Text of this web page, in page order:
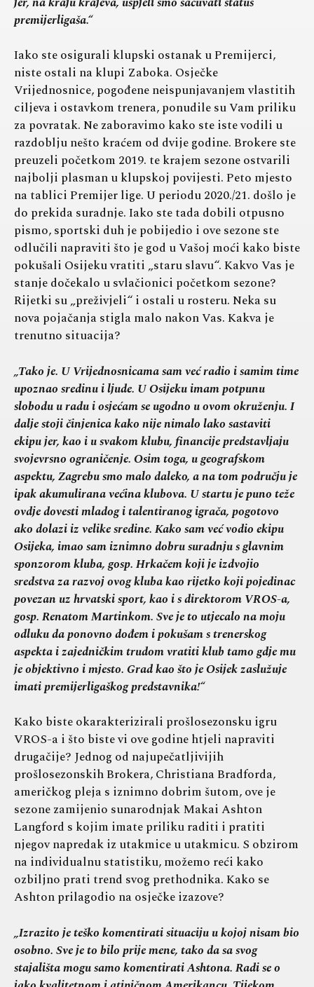
premijerligaša.“
Iako ste osigurali klupski ostanak u Premijerci,
niste ostali na klupi Zaboka. Osječke
Vrijednosnice, pogođene neispunjavanjem vlastitih
ciljeva i ostavkom trenera, ponudile su Vam priliku
za povratak. Ne zaboravimo kako ste iste vodili u
razdoblju nešto kraćem od dvije godine. Brokere ste
preuzeli početkom 2019. te krajem sezone ostvarili
najbolji plasman u klupskoj povijesti. Peto mjesto
na tablici Premijer lige. U periodu 2020./21. došlo je
do prekida suradnje. Iako ste tada dobili otpusno
pismo, sportski duh je pobijedio i ove sezone ste
odlučili napraviti što je god u Vašoj moći kako biste
pokušali Osijeku vratiti „staru slavu“. Kakvo Vas je
stanje dočekalo u svlačionici početkom sezone?
Rijetki su „preživjeli“ i ostali u rosteru. Neka su
nova pojačanja stigla malo nakon Vas. Kakva je
trenutno situacija?
„Tako je. U Vrijednosnicama sam već radio i samim time
upoznao sredinu i ljude. U Osijeku imam potpunu
slobodu u radu i osjećam se ugodno u ovom okruženju. I
dalje stoji činjenica kako nije nimalo lako sastaviti
ekipu jer, kao i u svakom klubu, financije predstavljaju
svojevrsno ograničenje. Osim toga, u geografskom
aspektu, Zagrebu smo malo daleko, a na tom području je
ipak akumulirana većina klubova. U startu je puno teže
ovdje dovesti mladog i talentiranog igrača, pogotovo
ako dolazi iz velike sredine. Kako sam već vodio ekipu
Osijeka, imao sam iznimno dobru suradnju s glavnim
sponzorom kluba, gosp. Hrkačem koji je izdvojio
sredstva za razvoj ovog kluba kao rijetko koji pojedinac
povezan uz hrvatski sport, kao i s direktorom VROS-a,
gosp. Renatom Martinkom. Sve je to utjecalo na moju
odluku da ponovno dođem i pokušam s trenerskog
aspekta i zajedničkim trudom vratiti klub tamo gdje mu
je objektivno i mjesto. Grad kao što je Osijek zaslužuje
imati premijerligaškog predstavnika!“
Kako biste okarakterizirali prošlosezonsku igru
VROS-a i što biste vi ove godine htjeli napraviti
drugačije? Jednog od najupečatljivijih
prošlosezonskih Brokera, Christiana Bradforda,
američkog pleja s iznimno dobrim šutom, ove je
sezone zamijenio sunarodnjak Makai Ashton
Langford s kojim imate priliku raditi i pratiti
njegov napredak iz utakmice u utakmicu. S obzirom
na individualnu statistiku, možemo reći kako
ozbiljno prati trend svog prethodnika. Kako se
Ashton prilagodio na osječke izazove?
„Izrazito je teško komentirati situaciju u kojoj nisam bio
osobno. Sve je to bilo prije mene, tako da sa svog
stajališta mogu samo komentirati Ashtona. Radi se o